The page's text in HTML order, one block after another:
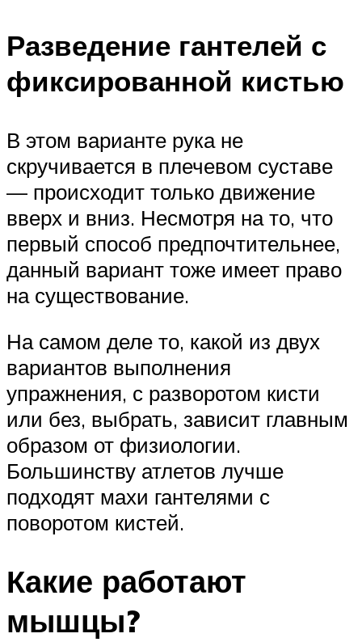
Разведение гантелей с
фиксированной кистью
В этом варианте рука не
скручивается в плечевом суставе
— происходит только движение
вверх и вниз. Несмотря на то, что
первый способ предпочтительнее,
данный вариант тоже имеет право
на существование.
На самом деле то, какой из двух
вариантов выполнения
упражнения, с разворотом кисти
или без, выбрать, зависит главным
образом от физиологии.
Большинству атлетов лучше
подходят махи гантелями с
поворотом кистей.
Какие работают
мышцы?